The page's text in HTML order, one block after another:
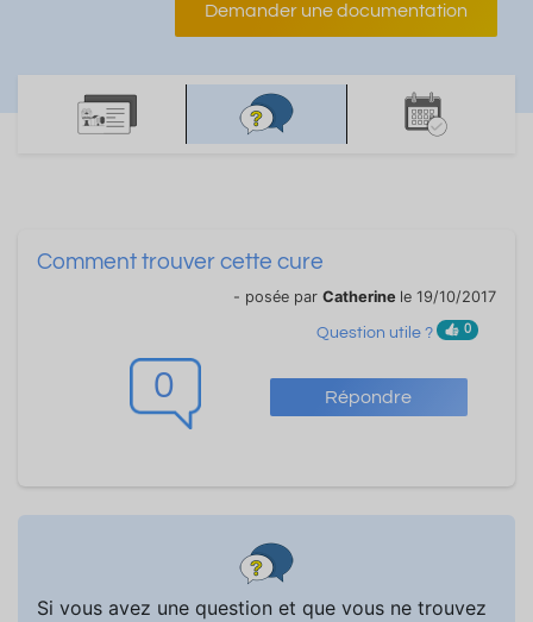
Demander une documentation
0 Répondre
Comment trouver cette cure
- posée par Catherine le 19/10/2017
Question utile ? 0
Si vous avez une question et que vous ne trouvez